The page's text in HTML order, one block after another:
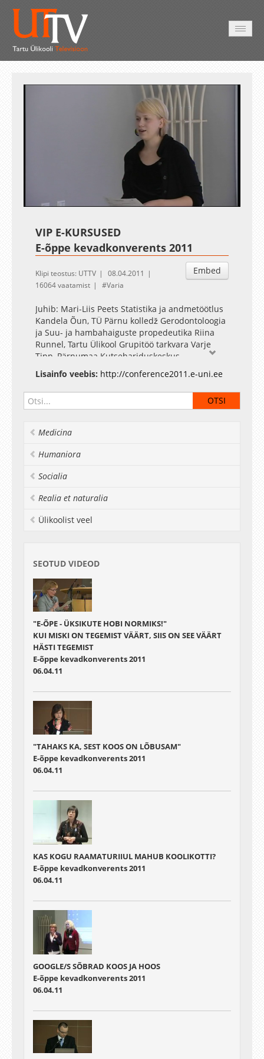
Unmute
1.93%
Esituskiirused
Auto
VIP E-KURSUSED
E-õppe kevadkonverents 2011
Embed
Klipi teostus: UTTV
08.04.2011
16064 vaatamist
Varia
Juhib: Mari-Liis Peets Statistika ja andmetöötlus
Kandela Õun, TÜ Pärnu kolledž Gerodontoloogia
ja Suu- ja hambahaiguste propedeutika Riina
Runnel, Tartu Ülikool Grupitöö tarkvara Varje
Tipp, Pärnumaa Kutsehariduskeskus
Lisainfo veebis: http://conference2011.e-uni.ee
Medicina
Humaniora
Socialia
Realia et naturalia
Ülikoolist veel
SEOTUD VIDEOD
"E-ÕPE - ÜKSIKUTE HOBI NORMIKS!"
KUI MISKI ON TEGEMIST VÄÄRT, SIIS ON SEE VÄÄRT
HÄSTI TEGEMIST
E-õppe kevadkonverents 2011
06.04.11
"TAHAKS KA, SEST KOOS ON LÕBUSAM"
E-õppe kevadkonverents 2011
06.04.11
KAS KOGU RAAMATURIIUL MAHUB KOOLIKOTTI?
E-õppe kevadkonverents 2011
06.04.11
GOOGLE/S SÕBRAD KOOS JA HOOS
E-õppe kevadkonverents 2011
06.04.11